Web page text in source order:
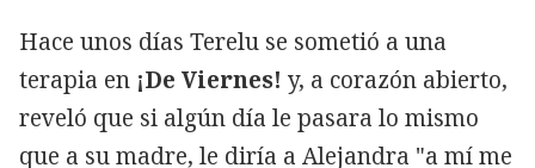
Hace unos días Terelu se sometió a una
terapia en ¡De Viernes! y, a corazón abierto,
reveló que si algún día le pasara lo mismo
que a su madre, le diría a Alejandra "a mí me